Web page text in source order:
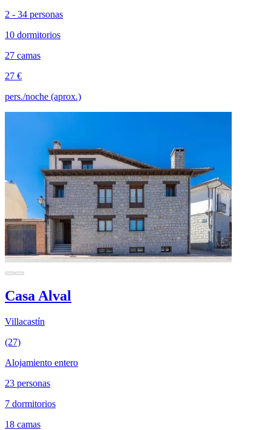
2 - 34 personas
10 dormitorios
27 camas
27 €
pers./noche (aprox.)
Casa Alval
Villacastín
(27)
Alojamiento entero
23 personas
7 dormitorios
18 camas